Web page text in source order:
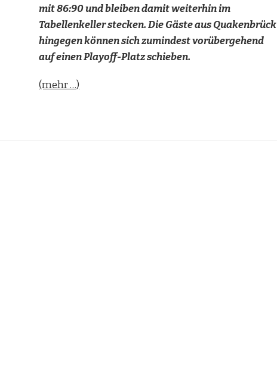
mit 86:90 und bleiben damit weiterhin im
Tabellenkeller stecken. Die Gäste aus Quakenbrück
hingegen können sich zumindest vorübergehend
auf einen Playoff-Platz schieben.
(mehr …)